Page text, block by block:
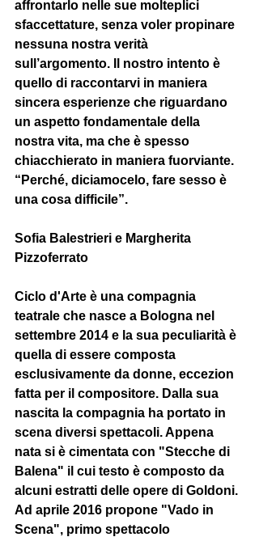
affrontarlo nelle sue molteplici
sfaccettature, senza voler propinare
nessuna nostra verità
sull’argomento. Il nostro intento è
quello di raccontarvi in maniera
sincera esperienze che riguardano
un aspetto fondamentale della
nostra vita, ma che è spesso
chiacchierato in maniera fuorviante.
“Perché, diciamocelo, fare sesso è
una cosa difficile”.
Sofia Balestrieri e Margherita
Pizzoferrato
Ciclo d'Arte è una compagnia
teatrale che nasce a Bologna nel
settembre 2014 e la sua peculiarità è
quella di essere composta
esclusivamente da donne, eccezion
fatta per il compositore. Dalla sua
nascita la compagnia ha portato in
scena diversi spettacoli. Appena
nata si è cimentata con "Stecche di
Balena" il cui testo è composto da
alcuni estratti delle opere di Goldoni.
Ad aprile 2016 propone "Vado in
Scena", primo spettacolo